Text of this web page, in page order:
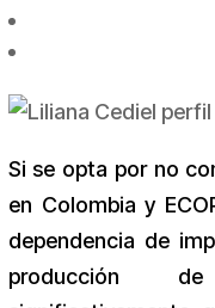
Si se opta por no
en Colombia y
dependencia de
producción